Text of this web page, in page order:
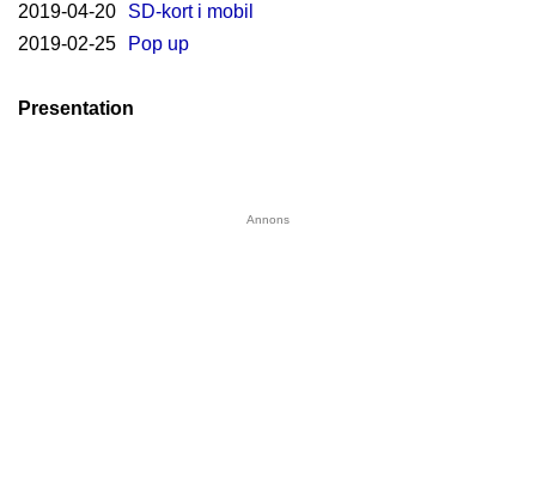
2019-04-20
SD-kort i mobil
2019-02-25
Pop up
Presentation
Annons